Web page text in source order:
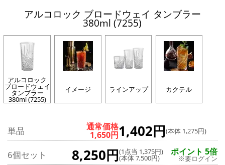
アルコロック ブロードウェイ タンブラー
380ml (7255)
アルコロック
ブロードウェイ
タンブラー
380ml (7255)
イメージ ラインアップ カクテル
単品 通常価格
1,650円1,402円(本体 1,275円)
6個セット 8,250円(1点当 1,375円)
(本体 7,500円)
ポイント 5倍
※要ログイン